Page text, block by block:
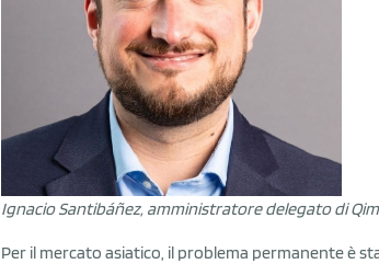
Ignacio Santibáñez, amministratore delegato di
Per il mercato asiatico, il problema permanente è